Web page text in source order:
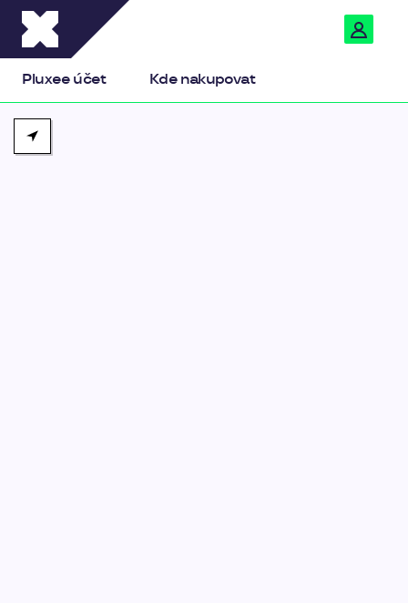
Pluxee účet Kde nakupovat